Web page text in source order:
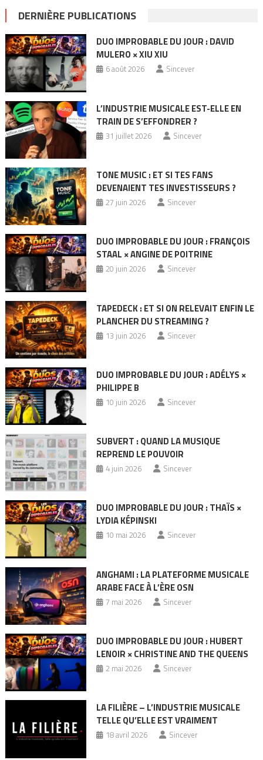
DERNIÈRE PUBLICATIONS
DUO IMPROBABLE DU JOUR : DAVID
MULERO × XIU XIU
6 août 2026 Sincever
L’INDUSTRIE MUSICALE EST-ELLE EN
TRAIN DE S’EFFONDRER ?
31 juillet 2026 Sincever
TONE MUSIC : ET SI TES FANS
DEVENAIENT TES INVESTISSEURS ?
27 juin 2026 Sincever
DUO IMPROBABLE DU JOUR : FRANÇOIS
STAAL × ANGINE DE POITRINE
20 juin 2026 Sincever
TAPEDECK : ET SI ON RELEVAIT ENFIN LE
PLANCHER DU STREAMING ?
13 juin 2026 Sincever
DUO IMPROBABLE DU JOUR : ADÉLYS ×
PHILIPPE B
10 juin 2026 Sincever
SUBVERT : QUAND LA MUSIQUE
REPREND LE POUVOIR
4 juin 2026 Sincever
DUO IMPROBABLE DU JOUR : THAÏS ×
LYDIA KÉPINSKI
10 mai 2026 Sincever
ANGHAMI : LA PLATEFORME MUSICALE
ARABE FACE À L’ÈRE OSN
7 mai 2026 Sincever
DUO IMPROBABLE DU JOUR : HUBERT
LENOIR × CHRISTINE AND THE QUEENS
2 mai 2026 Sincever
LA FILIÈRE – L’INDUSTRIE MUSICALE
TELLE QU’ELLE EST VRAIMENT
18 avril 2026 Sincever